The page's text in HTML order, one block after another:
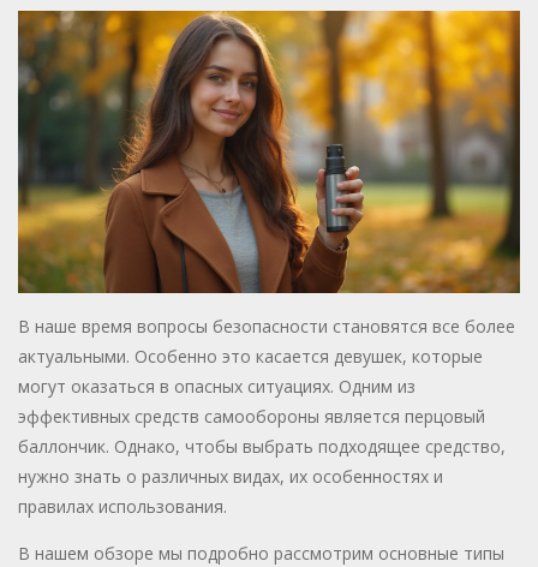
В наше время вопросы безопасности становятся все более
актуальными. Особенно это касается девушек, которые
могут оказаться в опасных ситуациях. Одним из
эффективных средств самообороны является перцовый
баллончик. Однако, чтобы выбрать подходящее средство,
нужно знать о различных видах, их особенностях и
правилах использования.
В нашем обзоре мы подробно рассмотрим основные типы